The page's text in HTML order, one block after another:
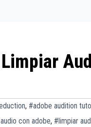
, #adobe audition
con adobe, #limpiar